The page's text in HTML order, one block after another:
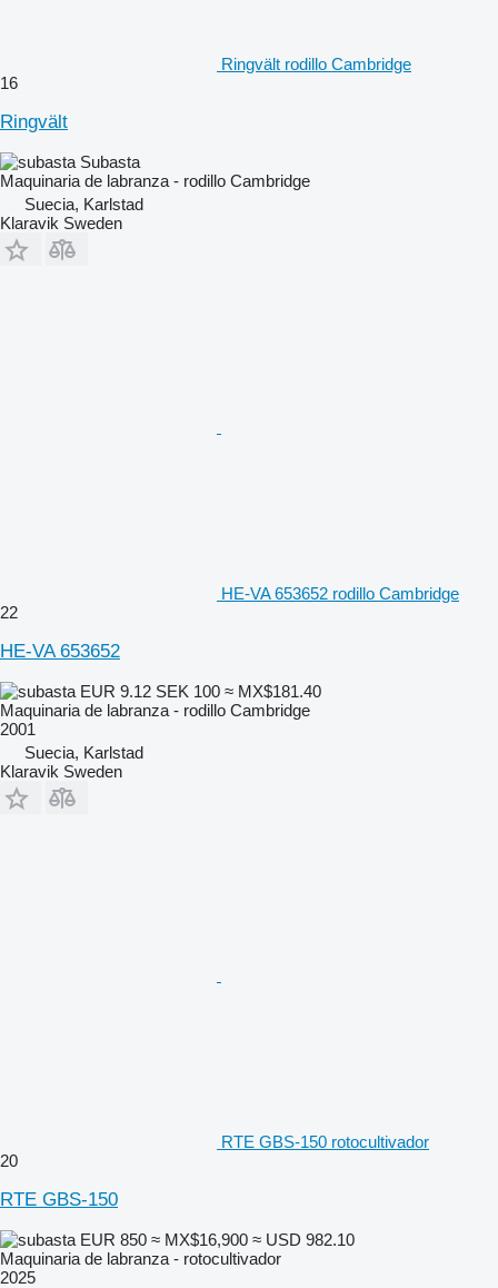
Ringvält rodillo Cambridge
16
Ringvält
Subasta
Maquinaria de labranza - rodillo Cambridge
Suecia, Karlstad
Klaravik Sweden
HE-VA 653652 rodillo Cambridge
22
HE-VA 653652
EUR 9.12 SEK 100 ≈ MX$181.40
Maquinaria de labranza - rodillo Cambridge
2001
Suecia, Karlstad
Klaravik Sweden
RTE GBS-150 rotocultivador
20
RTE GBS-150
EUR 850 ≈ MX$16,900 ≈ USD 982.10
Maquinaria de labranza - rotocultivador
2025